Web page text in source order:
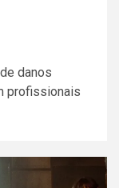
danos
profissionais